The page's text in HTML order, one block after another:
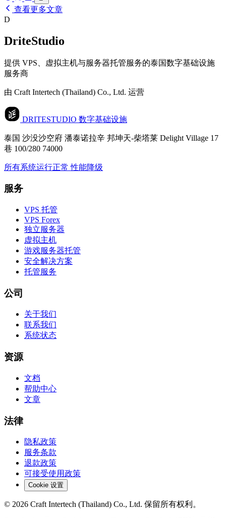
查看更多文章
D
DriteStudio
提供 VPS、虚拟主机与服务器托管服务的泰国数字基础设施
服务商
由 Craft Intertech (Thailand) Co., Ltd. 运营
DRITESTUDIO 数字基础设施
泰国 沙没沙空府 潘泰诺拉辛 邦坤天-柴塔莱 Delight Village 17
巷 100/280 74000
所有系统运行正常 性能降级
服务
VPS 托管
VPS Forex
独立服务器
虚拟主机
游戏服务器托管
安全解决方案
托管服务
公司
关于我们
联系我们
系统状态
资源
文档
帮助中心
文章
法律
隐私政策
服务条款
退款政策
可接受使用政策
Cookie 设置
© 2026 Craft Intertech (Thailand) Co., Ltd. 保留所有权利。